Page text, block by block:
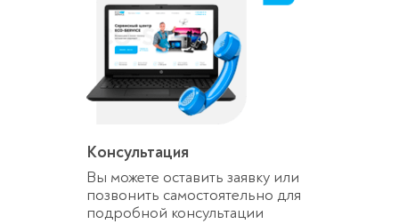
Консультация
Вы можете оставить заявку или
позвонить самостоятельно для
подробной консультации